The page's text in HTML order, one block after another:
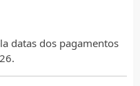
datas dos pagamentos